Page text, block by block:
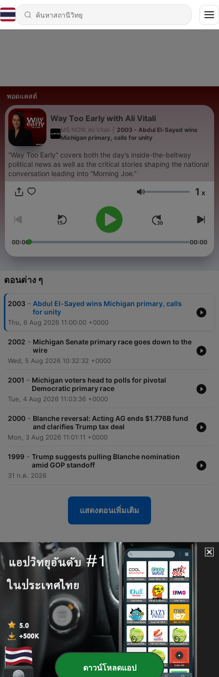
พอดแคสต์
Way Too Early with Ali Vitali
MS NOW, Ali Vitali
2003 - Abdul El-Sayed wins
Michigan primary, calls for unity
“Way Too Early” covers both the day’s inside-the-beltway
political news as well as the critical stories shaping the national
conversation leading into “Morning Joe.”
ระดับเสียง 1 x
00:00 00:00
ตอนต่าง ๆ
2003 - Abdul El-Sayed wins Michigan primary, calls
for unity
Thu, 6 Aug 2026 11:00:00 +0000
2002 - Michigan Senate primary race goes down to the
wire
Wed, 5 Aug 2026 10:32:32 +0000
2001 - Michigan voters head to polls for pivotal
Democratic primary race
Tue, 4 Aug 2026 11:03:36 +0000
2000 - Blanche reversal: Acting AG ends $1.776B fund
and clarifies Trump tax deal
Mon, 3 Aug 2026 11:01:11 +0000
1999 - Trump suggests pulling Blanche nomination
amid GOP standoff
31 ก.ค. 2026
แสดงตอนเพิ่มเติม
พอดแคสต์ของ MSNBC
ดาวน์โหลดแอป